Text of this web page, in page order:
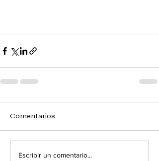
Comentarios
Escribir un comentario...